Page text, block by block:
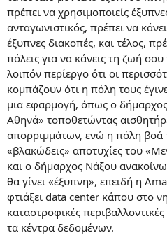
πρέπει να χρησιμοποιείς
ανταγωνιστικός, πρέπει να
έξυπνες διακοπές, και τέλος,
πόλεις για να κάνεις τη ζωή σου
λοιπόν περίεργο ότι οι
κομπάζουν ότι η πόλη τους
μια εφαρμογή, όπως ο
Αθηνά» τοποθετώντας
απορριμμάτων, ενώ η πόλη βοά
«βλακώδεις» αποτυχίες του
και ο δήμαρχος Νάξου
θα γίνει «έξυπνη», επειδή η
φτιάξει data center κάπου στο
καταστροφικές
τα κέντρα δεδομένων.